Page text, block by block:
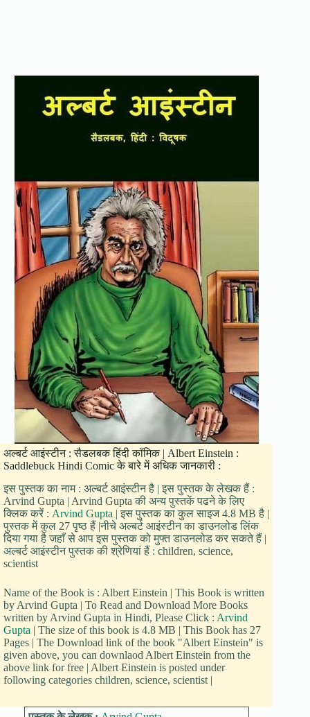
अल्बर्ट आइंस्टीन : सैडलबक हिंदी कॉमिक | Albert Einstein :
Saddlebuck Hindi Comic के बारे में अधिक जानकारी :
इस पुस्तक का नाम : अल्बर्ट आइंस्टीन है | इस पुस्तक के लेखक हैं :
Arvind Gupta | Arvind Gupta की अन्य पुस्तकें पढने के लिए
क्लिक करें : Arvind Gupta | इस पुस्तक का कुल साइज 4.8 MB है |
पुस्तक में कुल 27 पृष्ठ हैं |नीचे अल्बर्ट आइंस्टीन का डाउनलोड लिंक
दिया गया है जहाँ से आप इस पुस्तक को मुफ्त डाउनलोड कर सकते हैं |
अल्बर्ट आइंस्टीन पुस्तक की श्रेणियां हैं : children, science,
scientist
Name of the Book is : Albert Einstein | This Book is written
by Arvind Gupta | To Read and Download More Books
written by Arvind Gupta in Hindi, Please Click : Arvind
Gupta | The size of this book is 4.8 MB | This Book has 27
Pages | The Download link of the book "Albert Einstein" is
given above, you can downlaod Albert Einstein from the
above link for free | Albert Einstein is posted under
following categories children, science, scientist |